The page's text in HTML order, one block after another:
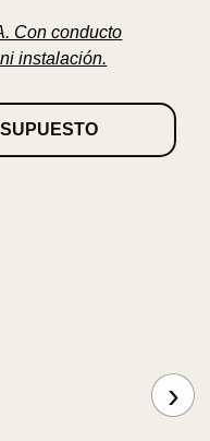
Con conducto
instalación.
›